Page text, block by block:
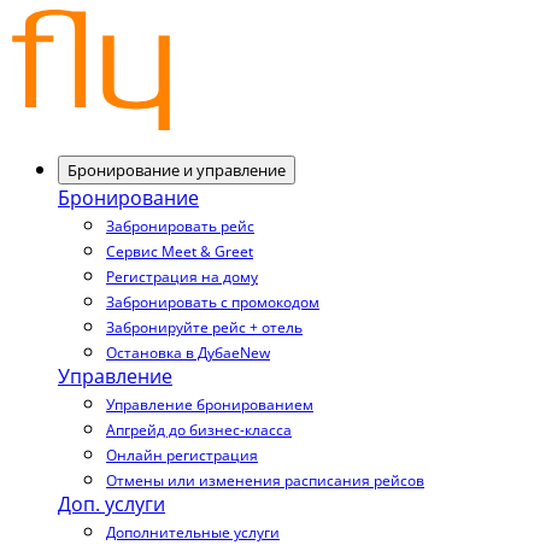
Бронирование и управление
Бронирование
Забронировать рейс
Сервис Meet & Greet
Регистрация на дому
Забронировать с промокодом
Забронируйте рейс + отель
Остановка в ДубаеNew
Управление
Управление бронированием
Апгрейд до бизнес-класса
Онлайн регистрация
Отмены или изменения расписания рейсов
Доп. услуги
Дополнительные услуги